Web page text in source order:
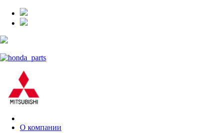
О компании